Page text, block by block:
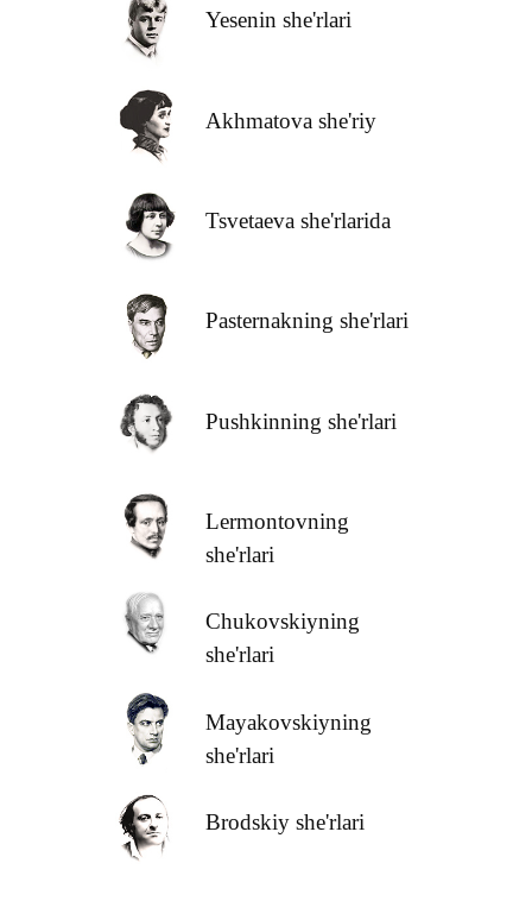
Yesenin she'rlari
Akhmatova she'riy
Tsvetaeva she'rlarida
Pasternakning she'rlari
Pushkinning she'rlari
Lermontovning
she'rlari
Chukovskiyning
she'rlari
Mayakovskiyning
she'rlari
Brodskiy she'rlari